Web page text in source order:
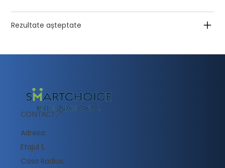
Rezultate așteptate
CONTACT
Adresa:
Etajul 1,
Casa Radius,